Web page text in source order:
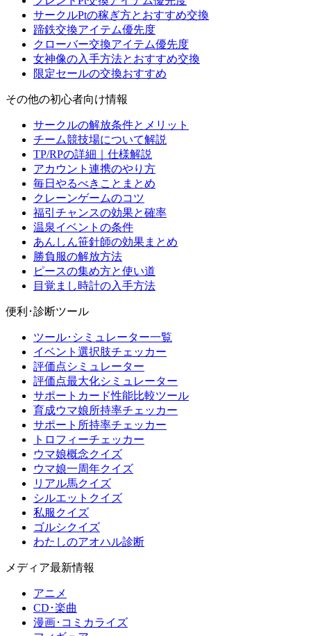
サークルPtの稼ぎ方とおすすめ交換
蹄鉄交換アイテム優先度
クローバー交換アイテム優先度
女神像の入手方法とおすすめ交換
限定セールの交換おすすめ
その他の初心者向け情報
サークルの解放条件とメリット
チーム競技場について解説
TP/RPの詳細｜仕様解説
アカウント連携のやり方
毎日やるべきことまとめ
クレーンゲームのコツ
福引チャンスの効果と確率
温泉イベントの条件
あんしん笹針師の効果まとめ
勝負服の解放方法
ピースの集め方と使い道
目覚まし時計の入手方法
便利･診断ツール
ツール･シミュレーター一覧
イベント選択肢チェッカー
評価点シミュレーター
評価点最大化シミュレーター
サポートカード性能比較ツール
育成ウマ娘所持率チェッカー
サポート所持率チェッカー
トロフィーチェッカー
ウマ娘概念クイズ
ウマ娘一周年クイズ
リアル馬クイズ
シルエットクイズ
私服クイズ
ゴルシクイズ
わたしのアオハル診断
メディア最新情報
アニメ
CD･楽曲
漫画･コミカライズ